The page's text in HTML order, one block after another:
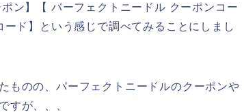
ン】【 パーフェクトニードル クーポンコー
ド】という感じで調べてみることにしまし
ものの、パーフェクトニードルのクーポンや
すが、、、